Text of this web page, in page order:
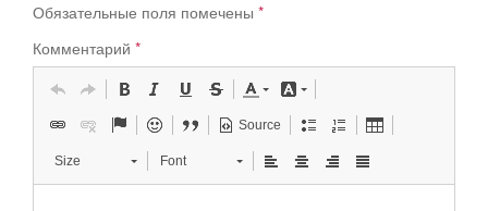
Обязательные поля помечены *
Комментарий *
Source
Size Font